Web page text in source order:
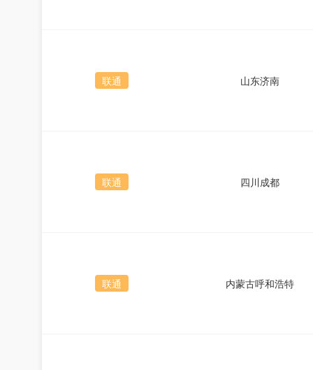
联通 山东济南
联通 四川成都
联通 内蒙古呼和浩特